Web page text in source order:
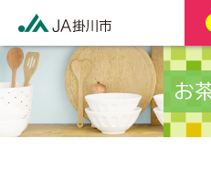
お